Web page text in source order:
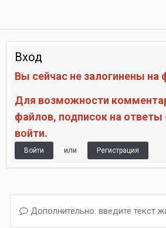
Вход
Вы сейчас не залогинены на
Для возможности
файлов, подписок на ответы
войти.
Войти или Регистрация
Дополнительно: введите текст